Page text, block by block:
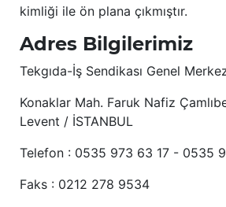
kimliği ile ön plana çıkmıştır.
Adres Bilgilerimiz
Tekgıda-İş Sendikası Genel
Konaklar Mah. Faruk Nafiz
Levent / İSTANBUL
Telefon : 0535 973 63 17 - 0535
Faks : 0212 278 9534